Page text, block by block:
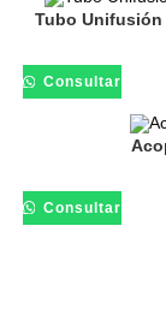
Tubo
Consultar
Consultar